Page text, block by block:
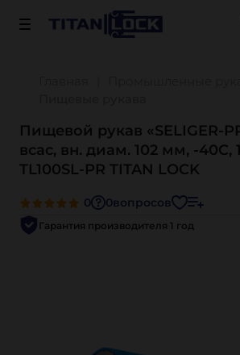
Важно! Для оплаты заказов
Пищевой рукав «SELIGER-
всас, вн. диам. 102 мм, -40C,
TL100SL-PR TITAN LOCK
0 0вопросов
Гарантия производителя 1 год